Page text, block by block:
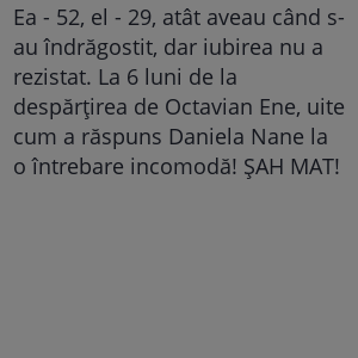
Ea - 52, el - 29, atât aveau când s-
au îndrăgostit, dar iubirea nu a
rezistat. La 6 luni de la
despărțirea de Octavian Ene, uite
cum a răspuns Daniela Nane la
o întrebare incomodă! ȘAH MAT!